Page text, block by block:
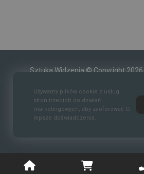
Sztuka Widzenia © Copyright
Używamy plików cookie z usług
stron trzecich do działań
marketingowych, aby zaoferować Ci
lepsze doświadczenia.